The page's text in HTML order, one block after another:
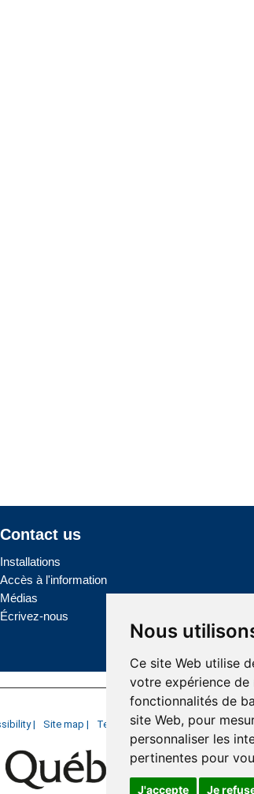
Nous
Ce site Web utilise
votre expérience de
fonctionnalités de
site Web, pour
personnaliser les
pertinentes pour
J'accepte Je
Contact us
Installations
Accès à l'information
Médias
Écrivez-nous
Last update : 13 July 2026
| Site map | Terms of Use | Website